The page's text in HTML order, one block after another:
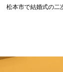
松本市で結婚式の二